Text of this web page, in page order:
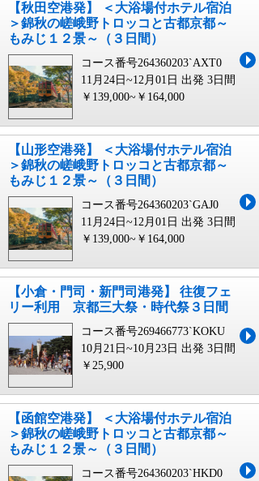
【秋田空港発】 ＜大浴場付ホテル宿泊
＞錦秋の嵯峨野トロッコと古都京都～
もみじ１２景～（３日間）
コース番号264360203`AXT0
11月24日~12月01日 出発 3日間
￥139,000~￥164,000
【山形空港発】 ＜大浴場付ホテル宿泊
＞錦秋の嵯峨野トロッコと古都京都～
もみじ１２景～（３日間）
コース番号264360203`GAJ0
11月24日~12月01日 出発 3日間
￥139,000~￥164,000
【小倉・門司・新門司港発】 往復フェ
リー利用 京都三大祭・時代祭３日間
コース番号269466773`KOKU
10月21日~10月23日 出発 3日間
￥25,900
【函館空港発】 ＜大浴場付ホテル宿泊
＞錦秋の嵯峨野トロッコと古都京都～
もみじ１２景～（３日間）
コース番号264360203`HKD0